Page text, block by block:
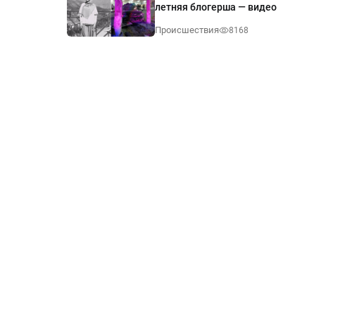
летняя блогерша — видео
Происшествия 8168